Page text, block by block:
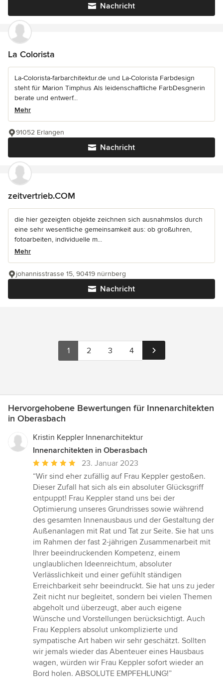
Nachricht
La Colorista
La-Colorista-farbarchitektur.de und La-Colorista Farbdesign
steht für Marion Timphus Als leidenschaftliche FarbDesgnerin
berate und entwerf...
Mehr
Nachricht
91052 Erlangen
zeitvertrieb.COM
die hier gezeigten objekte zeichnen sich ausnahmslos durch
eine sehr wesentliche gemeinsamkeit aus: ob großuhren,
fotoarbeiten, individuelle m...
Mehr
Nachricht
johannisstrasse 15, 90419 nürnberg
1 2 3 4
Hervorgehobene Bewertungen für Innenarchitekten
in Oberasbach
Kristin Keppler Innenarchitektur
Innenarchitekten in Oberasbach
Durchschnittliche
Bewertung:
5
von
5
Sternen
23. Januar 2023
“Wir sind eher zufällig auf Frau Keppler gestoßen.
Dieser Zufall hat sich als ein absoluter Glücksgriff
entpuppt! Frau Keppler stand uns bei der
Optimierung unseres Grundrisses sowie während
des gesamten Innenausbaus und der Gestaltung der
Außenanlagen mit Rat und Tat zur Seite. Sie hat uns
im Rahmen der fast 2-jährigen Zusammenarbeit mit
Ihrer beeindruckenden Kompetenz, einem
unglaublichen Ideenreichtum, absoluter
Verlässlichkeit und einer gefühlt ständigen
Erreichbarkeit sehr beeindruckt. Sie hat uns zu jeder
Zeit nicht nur begleitet, sondern bei vielen Themen
abgeholt und überzeugt, aber auch eigene
Wünsche und Vorstellungen berücksichtigt. Auch
Frau Kepplers absolut unkomplizierte und
sympatische Art haben wir sehr geschätzt. Sollten
wir jemals wieder das Abenteuer eines Hausbaus
wagen, würden wir Frau Keppler sofort wieder an
Bord holen. ABSOLUTE EMPFEHLUNG!”